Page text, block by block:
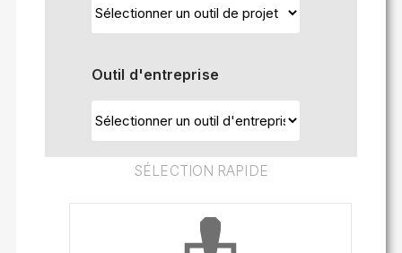
Outil d'entreprise
SÉLECTION RAPIDE